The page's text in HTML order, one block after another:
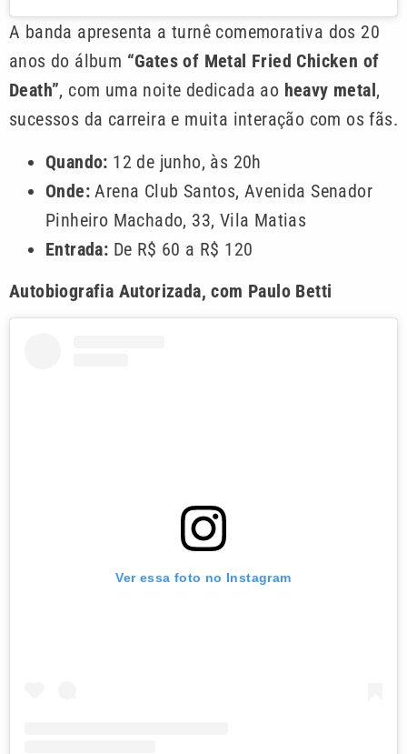
A banda apresenta a turnê comemorativa dos 20
anos do álbum “Gates of Metal Fried Chicken of
Death”, com uma noite dedicada ao heavy metal,
sucessos da carreira e muita interação com os fãs.
Quando: 12 de junho, às 20h
Onde: Arena Club Santos, Avenida Senador
Pinheiro Machado, 33, Vila Matias
Entrada: De R$ 60 a R$ 120
Autobiografia Autorizada, com Paulo Betti
Ver essa foto no Instagram